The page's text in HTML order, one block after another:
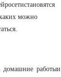
можно
домашние работыи